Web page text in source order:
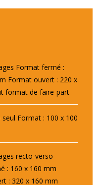
Format fermé :
Format ouvert : 220 x
format de faire-part
Format : 100 x 100
recto-verso
: 160 x 160 mm
: 320 x 160 mm